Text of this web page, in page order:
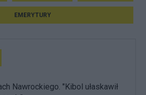
EMERYTURY
Nawrockiego. "Kibol ułaskawił